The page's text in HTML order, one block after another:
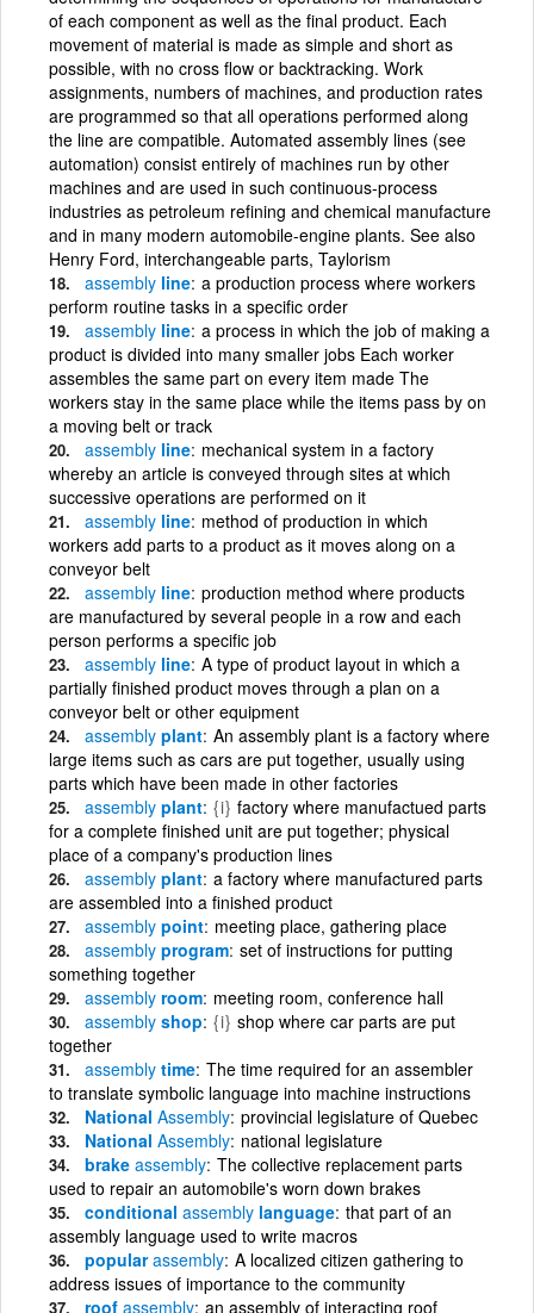
of each component as well as the final product. Each
movement of material is made as simple and short as
possible, with no cross flow or backtracking. Work
assignments, numbers of machines, and production rates
are programmed so that all operations performed along
the line are compatible. Automated assembly lines (see
automation) consist entirely of machines run by other
machines and are used in such continuous-process
industries as petroleum refining and chemical manufacture
and in many modern automobile-engine plants. See also
Henry Ford, interchangeable parts, Taylorism
assembly line a production process where workers
perform routine tasks in a specific order
assembly line a process in which the job of making a
product is divided into many smaller jobs Each worker
assembles the same part on every item made The
workers stay in the same place while the items pass by on
a moving belt or track
assembly line mechanical system in a factory
whereby an article is conveyed through sites at which
successive operations are performed on it
assembly line method of production in which
workers add parts to a product as it moves along on a
conveyor belt
assembly line production method where products
are manufactured by several people in a row and each
person performs a specific job
assembly line A type of product layout in which a
partially finished product moves through a plan on a
conveyor belt or other equipment
assembly plant An assembly plant is a factory where
large items such as cars are put together, usually using
parts which have been made in other factories
assembly plant {i} factory where manufactued parts
for a complete finished unit are put together; physical
place of a company's production lines
assembly plant a factory where manufactured parts
are assembled into a finished product
assembly point meeting place, gathering place
assembly program set of instructions for putting
something together
assembly room meeting room, conference hall
assembly shop {i} shop where car parts are put
together
assembly time The time required for an assembler
to translate symbolic language into machine instructions
National Assembly provincial legislature of Quebec
National Assembly national legislature
brake assembly The collective replacement parts
used to repair an automobile's worn down brakes
conditional assembly language that part of an
assembly language used to write macros
popularassembly A localized citizen gathering to
address issues of importance to the community
roof assembly an assembly of interacting roof